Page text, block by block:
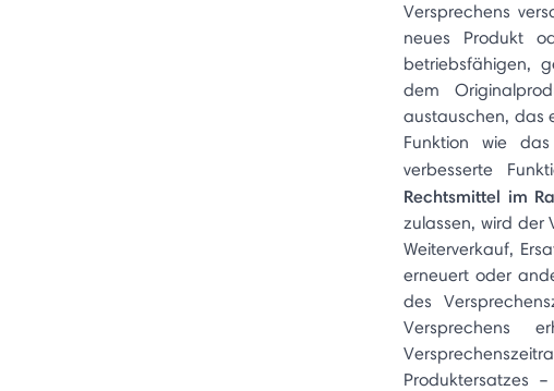
Versprechens
neues Produkt
betriebsfähigen,
dem
austauschen, das
Funktion wie
verbesserte
Rechtsmittel im
zulassen, wird der
Weiterverkauf,
erneuert oder
des
Versprechens
Produktersatzes